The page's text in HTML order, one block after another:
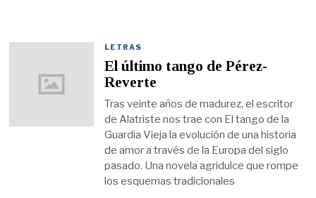
LETRAS
El último tango de Pérez-
Reverte
Tras veinte años de madurez, el escritor
de Alatriste nos trae con El tango de la
Guardia Vieja la evolución de una historia
de amor a través de la Europa del siglo
pasado. Una novela agridulce que rompe
los esquemas tradicionales